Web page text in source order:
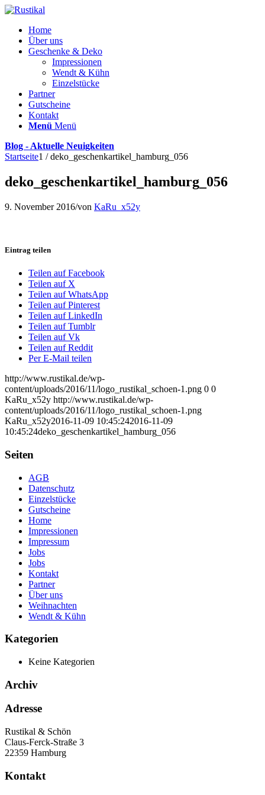
Home
Über uns
Geschenke & Deko
Impressionen
Wendt & Kühn
Einzelstücke
Partner
Gutscheine
Kontakt
Menü Menü
Blog - Aktuelle Neuigkeiten
Startseite1 / deko_geschenkartikel_hamburg_056
deko_geschenkartikel_hamburg_056
9. November 2016/von KaRu_x52y
Eintrag teilen
Teilen auf Facebook
Teilen auf X
Teilen auf WhatsApp
Teilen auf Pinterest
Teilen auf LinkedIn
Teilen auf Tumblr
Teilen auf Vk
Teilen auf Reddit
Per E-Mail teilen
http://www.rustikal.de/wp-
content/uploads/2016/11/logo_rustikal_schoen-1.png 0 0
KaRu_x52y http://www.rustikal.de/wp-
content/uploads/2016/11/logo_rustikal_schoen-1.png
KaRu_x52y2016-11-09 10:45:242016-11-09
10:45:24deko_geschenkartikel_hamburg_056
Seiten
AGB
Datenschutz
Einzelstücke
Gutscheine
Home
Impressionen
Impressum
Jobs
Jobs
Kontakt
Partner
Über uns
Weihnachten
Wendt & Kühn
Kategorien
Keine Kategorien
Archiv
Adresse
Rustikal & Schön
Claus-Ferck-Straße 3
22359 Hamburg
Kontakt